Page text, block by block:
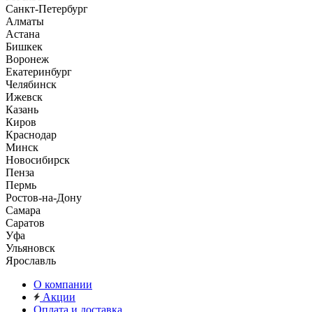
Санкт-Петербург
Алматы
Астана
Бишкек
Воронеж
Екатеринбург
Челябинск
Ижевск
Казань
Киров
Краснодар
Минск
Новосибирск
Пенза
Пермь
Ростов-на-Дону
Самара
Саратов
Уфа
Ульяновск
Ярославль
О компании
Акции
Оплата и доставка